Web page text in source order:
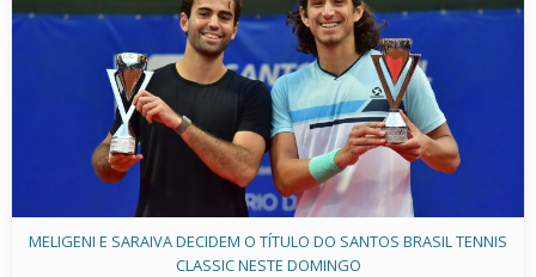
MELIGENI E SARAIVA DECIDEM O TÍTULO DO SANTOS BRASIL TENNIS
CLASSIC NESTE DOMINGO